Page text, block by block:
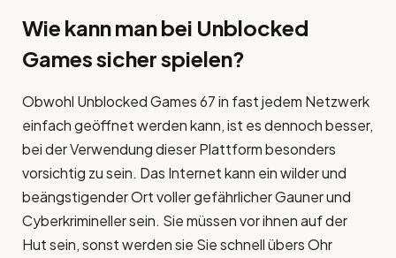
Wie kann man bei Unblocked
Games sicher spielen?
Obwohl Unblocked Games 67 in fast jedem Netzwerk
einfach geöffnet werden kann, ist es dennoch besser,
bei der Verwendung dieser Plattform besonders
vorsichtig zu sein. Das Internet kann ein wilder und
beängstigender Ort voller gefährlicher Gauner und
Cyberkrimineller sein. Sie müssen vor ihnen auf der
Hut sein, sonst werden sie Sie schnell übers Ohr